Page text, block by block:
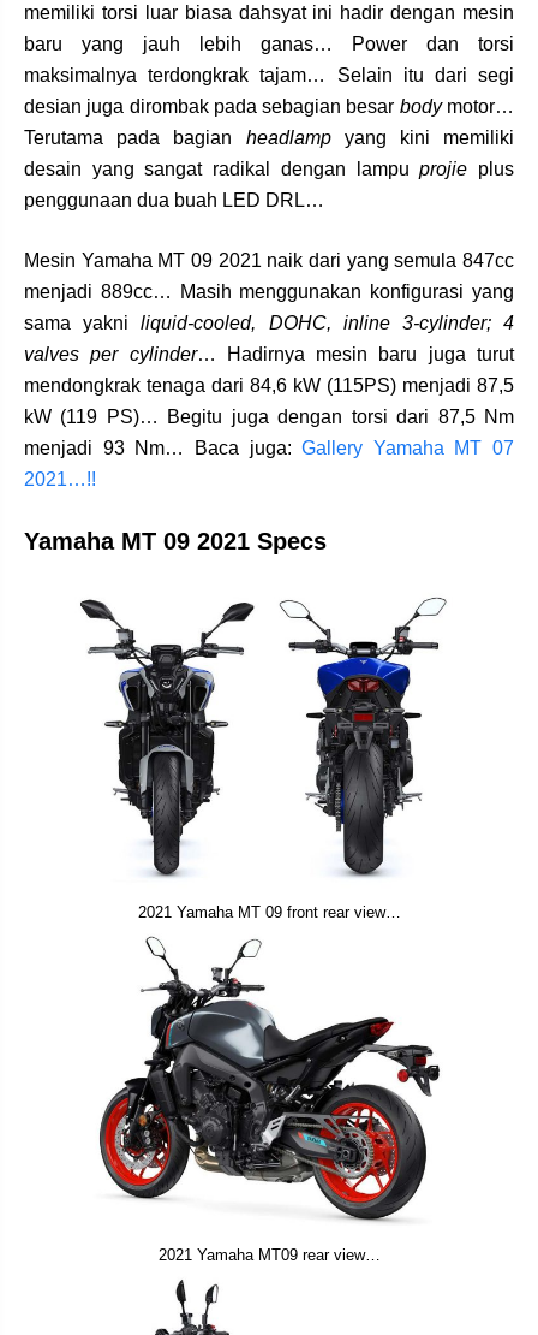
memiliki torsi luar biasa dahsyat ini hadir dengan mesin
baru yang jauh lebih ganas… Power dan torsi
maksimalnya terdongkrak tajam… Selain itu dari segi
desian juga dirombak pada sebagian besar bodymotor…
Terutama pada bagian headlampyang kini memiliki
desain yang sangat radikal dengan lampuprojie plus
penggunaan dua buah LED DRL…
Mesin Yamaha MT 09 2021 naik dari yang semula 847cc
menjadi 889cc… Masih menggunakan konfigurasi yang
sama yakniliquid-cooled, DOHC, inline 3-cylinder; 4
valves per cylinder… Hadirnya mesin baru juga turut
mendongkrak tenaga dari 84,6 kW (115PS) menjadi 87,5
kW (119 PS)… Begitu juga dengan torsi dari 87,5 Nm
menjadi 93 Nm… Baca juga:Gallery Yamaha MT 07
2021…!!
Yamaha MT 09 2021 Specs
2021 Yamaha MT 09 front rear view…
2021 Yamaha MT09 rear view…